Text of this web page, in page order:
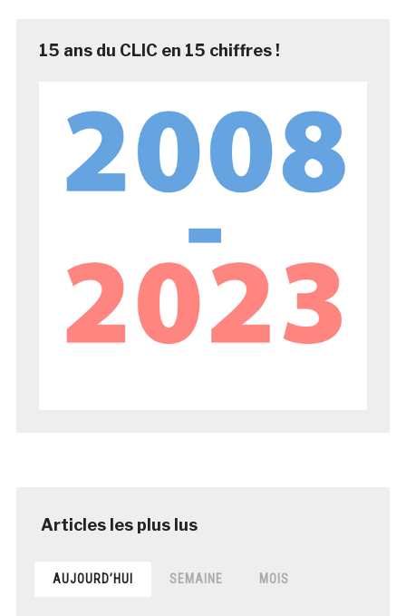
15 ans du CLIC en 15 chiffres !
AUJOURD’HUI SEMAINE MOIS